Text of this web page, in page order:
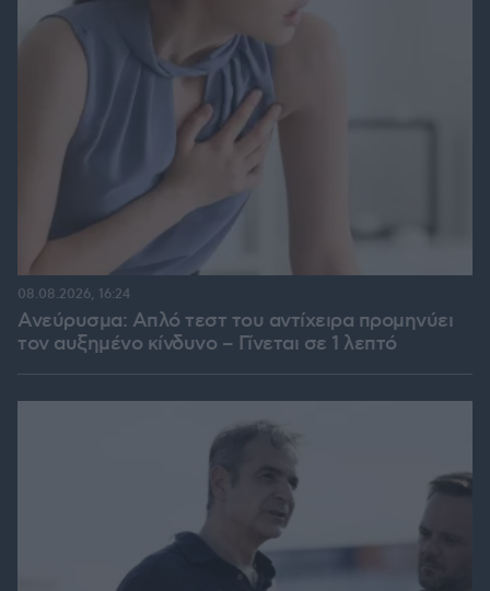
Ανεύρυσμα: Απλό τεστ του αντίχειρα προμηνύει
τον αυξημένο κίνδυνο – Γίνεται σε 1 λεπτό
08.08.2026, 16:24